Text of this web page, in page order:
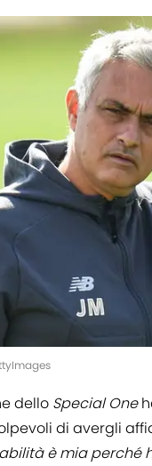
dello Special One
di avergli
è mia perché